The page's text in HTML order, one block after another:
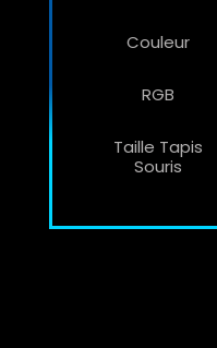
Couleur
RGB
Taille Tapis
Souris